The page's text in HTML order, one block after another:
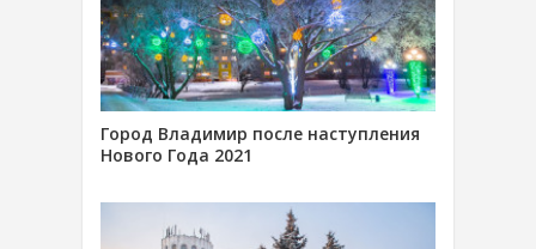
Город Владимир после наступления
Нового Года 2021